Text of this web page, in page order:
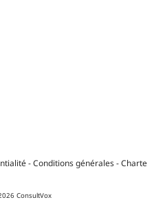
ConsultVox
-Conditions générales-Charte